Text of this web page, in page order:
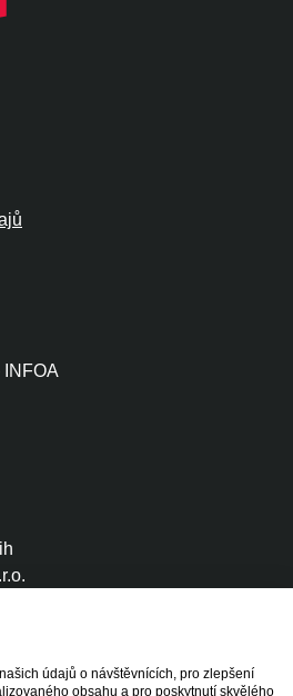
INFOA
údajů o návštěvnících, pro zlepšení
obsahu a pro poskytnutí skvělého